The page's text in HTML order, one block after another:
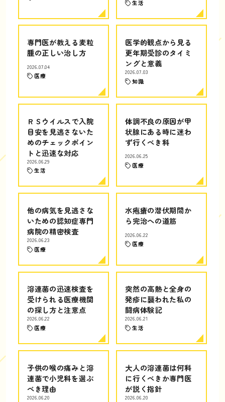
生活
専門医が教える麦粒
腫の正しい治し方
2026.07.04
医療
医学的観点から見る
更年期受診のタイミ
ングと意義
2026.07.03
知識
ＲＳウイルスで入院
目安を見逃さないた
めのチェックポイン
トと迅速な対応
2026.06.29
生活
体調不良の原因が甲
状腺にある時に迷わ
ず行くべき科
2026.06.25
医療
他の病気を見逃さな
いための認知症専門
病院の精密検査
2026.06.23
医療
水疱瘡の潜伏期間か
ら完治への道筋
2026.06.22
医療
溶連菌の迅速検査を
受けられる医療機関
の探し方と注意点
2026.06.22
医療
突然の高熱と全身の
発疹に襲われた私の
闘病体験記
2026.06.21
生活
子供の喉の痛みと溶
連菌で小児科を選ぶ
べき理由
2026.06.20
大人の溶連菌は何科
に行くべきか専門医
が説く指針
2026.06.20